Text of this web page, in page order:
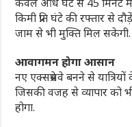
किमी प्रति घंटे की रफ्तार
जाम से भी मुक्ति मिल सकेगी.
आवागमन होगा आसान
नए एक्सप्रेसवे बनने से
जिसकी वजह से व्यापार को
होगा.